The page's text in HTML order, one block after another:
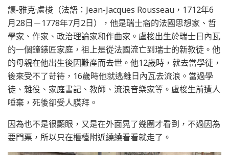
讓-雅克·盧梭（法語：Jean-Jacques Rousseau，1712年6
月28日－1778年7月2日），他是瑞士裔的法國思想家、哲
學家、作家、政治理論家和作曲家。盧梭出生於瑞士日內瓦
的一個鐘錶匠家庭，祖上是從法國流亡到瑞士的新教徒。他
的母親在他出生後因難產而去世。他12歲時，就去當學徒，
後來受不了苛待，16歲時他就逃離日內瓦去流浪。當過學
徒、雜役、家庭書記、教師、流浪音樂家等。盧梭生前遭人
唾棄，死後卻受人膜拜。
因為也不是很顯眼，又是在外面晃了幾圈才看到，不過因為
要門票，所以只在櫃檯附近繞繞看看就走了。